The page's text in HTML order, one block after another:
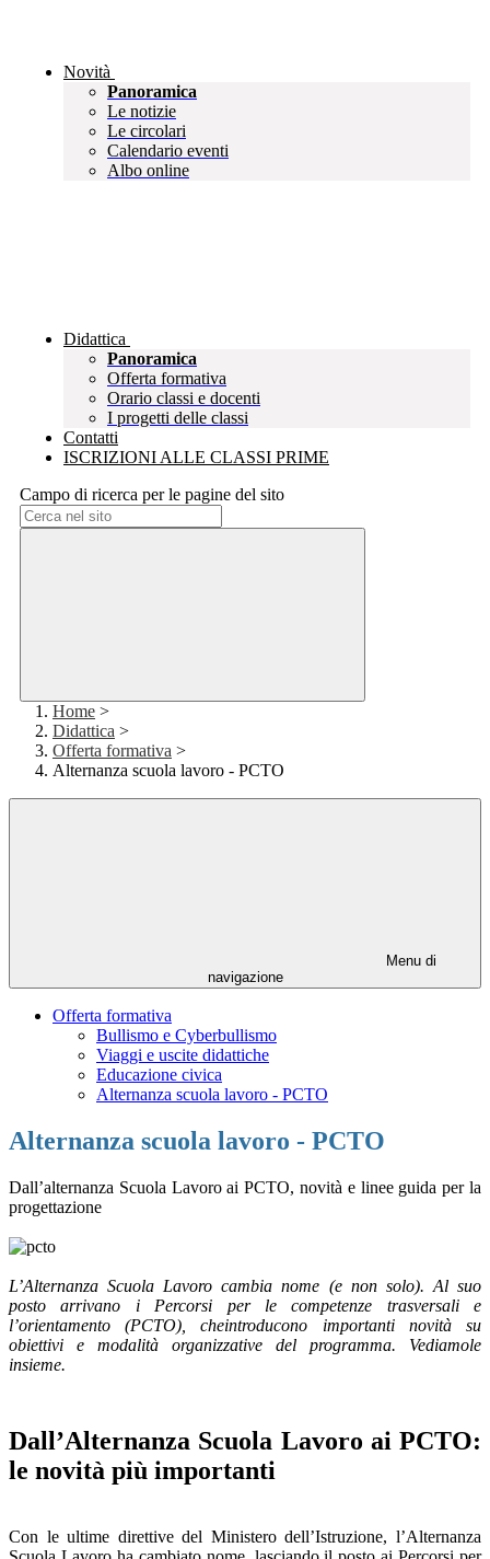
Novità
Panoramica
Le notizie
Le circolari
Calendario eventi
Albo online
Didattica
Panoramica
Offerta formativa
Orario classi e docenti
I progetti delle classi
Contatti
ISCRIZIONI ALLE CLASSI PRIME
Campo di ricerca per le pagine del sito
Home >
Didattica >
Offerta formativa >
Alternanza scuola lavoro - PCTO
Menu di
navigazione
Offerta formativa
Bullismo e Cyberbullismo
Viaggi e uscite didattiche
Educazione civica
Alternanza scuola lavoro - PCTO
Alternanza scuola lavoro - PCTO
Dall’alternanza Scuola Lavoro ai PCTO, novità e linee guida per la
progettazione
L’Alternanza Scuola Lavoro cambia nome (e non solo). Al suo
posto arrivano i Percorsi per le competenze trasversali e
l’orientamento (PCTO), cheintroducono importanti novità su
obiettivi e modalità organizzative del programma. Vediamole
insieme.
Dall’Alternanza Scuola Lavoro ai PCTO:
le novità più importanti
Con le ultime direttive del Ministero dell’Istruzione, l’Alternanza